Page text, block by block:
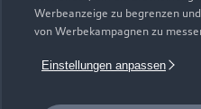
Werbeanzeige zu begrenzen
von Werbekampagnen zu
Einstellungen anpassen
Audi Online Beratung
Online-Terminvereinbarung
Servicekontakt
Investor Relations
© 2026 AUDI AG. Alle
Impressum Rechtliches